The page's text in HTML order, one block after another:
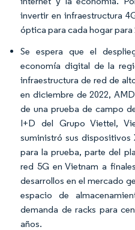
invertir en infraestructura
óptica para cada hogar para
Se espera que el
economía digital de la
infraestructura de red de
en diciembre de 2022,
de una prueba de campo
I+D del Grupo Viettel,
suministró sus dispositivos
para la prueba, parte del
red 5G en Vietnam a
desarrollos en el mercado
espacio de
demanda de racks para
años.